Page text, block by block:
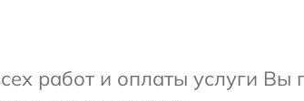
работ и оплаты услуги